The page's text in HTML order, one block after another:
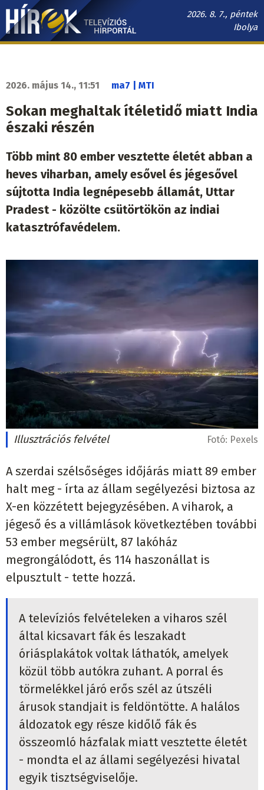
Ugrás
tartalomra
2026. 8. 7., péntek
Ibolya
Hírek.sk
navigáció
2026. május 14., 11:51 ma7 | MTI
Sokan meghaltak ítéletidő miatt India
északi részén
Több mint 80 ember vesztette életét abban a
heves viharban, amely esővel és jégesővel
sújtotta India legnépesebb államát, Uttar
Pradest - közölte csütörtökön az indiai
katasztrófavédelem.
Illusztrációs felvétel Fotó: Pexels
A szerdai szélsőséges időjárás miatt 89 ember
halt meg - írta az állam segélyezési biztosa az
X-en közzétett bejegyzésében. A viharok, a
jégeső és a villámlások következtében további
53 ember megsérült, 87 lakóház
megrongálódott, és 114 haszonállat is
elpusztult - tette hozzá.
A televíziós felvételeken a viharos szél
által kicsavart fák és leszakadt
óriásplakátok voltak láthatók, amelyek
közül több autókra zuhant. A porral és
törmelékkel járó erős szél az útszéli
árusok standjait is feldöntötte. A halálos
áldozatok egy része kidőlő fák és
összeomló házfalak miatt vesztette életét
- mondta el az állami segélyezési hivatal
egyik tisztségviselője.